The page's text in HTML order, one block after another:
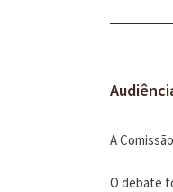
A
O debate